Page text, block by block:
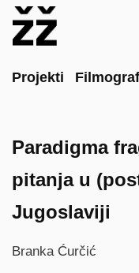
Main
Projekti
Paradigma
pitanja u
Jugoslaviji
Branka Ćurčić